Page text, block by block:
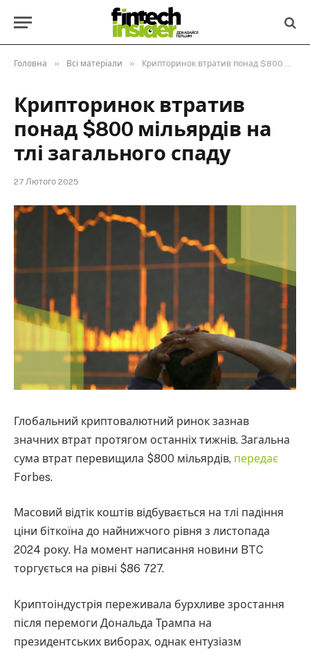
Головна » Всі матеріали » Крипторинок втратив понад $800 мільярдів на тлі загального спаду
Крипторинок втратив
понад $800 мільярдів на
тлі загального спаду
27 Лютого 2025
Глобальний криптовалютний ринок зазнав
значних втрат протягом останніх тижнів. Загальна
сума втрат перевищила $800 мільярдів, передає
Forbes.
Масовий відтік коштів відбувається на тлі падіння
ціни біткоїна до найнижчого рівня з листопада
2024 року. На момент написання новини BTC
торгується на рівні $86 727.
Криптоіндустрія переживала бурхливе зростання
після перемоги Дональда Трампа на
президентських виборах, однак ентузіазм